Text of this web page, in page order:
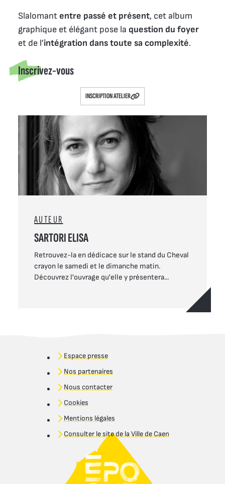
Slalomant entre passé et présent, cet album
graphique et élégant pose la question du foyer
et de l’intégration dans toute sa complexité.
Inscrivez-vous
INSCRIPTION ATELIER
AUTEUR
SARTORI ELISA
Retrouvez-la en dédicace sur le stand du Cheval
crayon le samedi et le dimanche matin.
Découvrez l'ouvrage qu'elle y présentera...
Espace presse
Nos partenaires
Nous contacter
Cookies
Mentions légales
Consulter le site de la Ville de Caen